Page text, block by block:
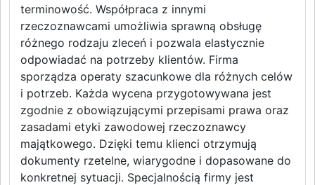
terminowość. Współpraca z innymi
rzeczoznawcami umożliwia sprawną obsługę
różnego rodzaju zleceń i pozwala elastycznie
odpowiadać na potrzeby klientów. Firma
sporządza operaty szacunkowe dla różnych celów
i potrzeb. Każda wycena przygotowywana jest
zgodnie z obowiązującymi przepisami prawa oraz
zasadami etyki zawodowej rzeczoznawcy
majątkowego. Dzięki temu klienci otrzymują
dokumenty rzetelne, wiarygodne i dopasowane do
konkretnej sytuacji. Specjalnością firmy jest